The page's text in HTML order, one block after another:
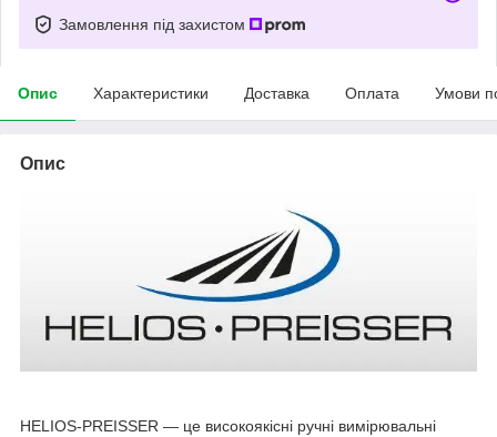
Замовлення під захистом
Опис Характеристики Доставка Оплата Умови
Опис
HELIOS-PREISSER — це високоякісні ручні вимірювальні